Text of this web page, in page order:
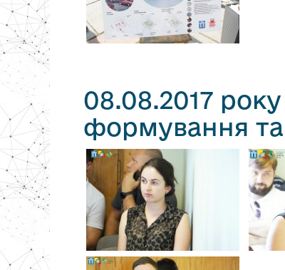
08.08.2017 року
формування та